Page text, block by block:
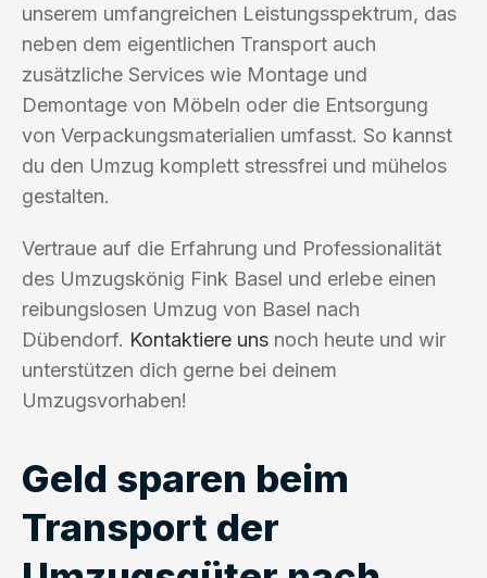
unserem umfangreichen Leistungsspektrum, das
neben dem eigentlichen Transport auch
zusätzliche Services wie Montage und
Demontage von Möbeln oder die Entsorgung
von Verpackungsmaterialien umfasst. So kannst
du den Umzug komplett stressfrei und mühelos
gestalten.
Vertraue auf die Erfahrung und Professionalität
des Umzugskönig Fink Basel und erlebe einen
reibungslosen Umzug von Basel nach
Dübendorf. Kontaktiere uns noch heute und wir
unterstützen dich gerne bei deinem
Umzugsvorhaben!
Geld sparen beim
Transport der